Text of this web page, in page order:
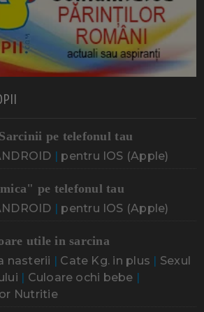
pe telefonul tau
| pentru IOS (Apple)
pe telefonul tau
| pentru IOS (Apple)
utile in sarcina
nasterii | Cate Kg. in plus | Sexul
| Culoare ochi bebe |
Nutritie